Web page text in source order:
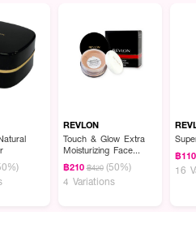
REVLON
Touch & Glow Extra
Moisturizing Face
Powder
฿210 ฿420 (50%)
4 Variations
฿110
16